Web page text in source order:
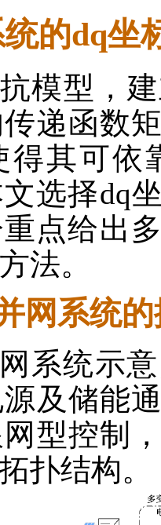
的dq坐
模型，
递函数
得其可依
选择dq
点给出
法。
网系统
系统示
及储能
型控制
扑结构。